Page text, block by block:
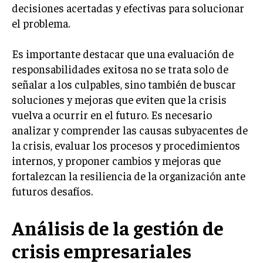
EMPRENDIMIENTO
FINANZAS
FINANZAS Y CONTABILIDAD
GESTIÓN DE RECURSOS FINANCIEROS
INVERSIONES Y MERCADOS FINANCIEROS
CONTABILIDAD EMPRESARIAL
ECONOMÍA EMPRESARIAL
INTERNACIONAL
COMERCIO INTERNACIONAL
EXPANSIÓN GLOBAL
decisiones acertadas y efectivas para solucionar
el problema.
Es importante destacar que una evaluación de
responsabilidades exitosa no se trata solo de
señalar a los culpables, sino también de buscar
soluciones y mejoras que eviten que la crisis
vuelva a ocurrir en el futuro. Es necesario
analizar y comprender las causas subyacentes de
la crisis, evaluar los procesos y procedimientos
internos, y proponer cambios y mejoras que
fortalezcan la resiliencia de la organización ante
futuros desafíos.
Análisis de la gestión de
crisis empresariales